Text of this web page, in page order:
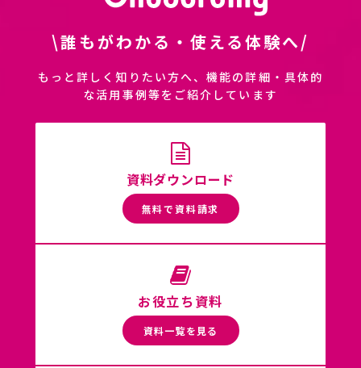
\誰もがわかる・使える体験へ/
もっと詳しく知りたい方へ、機能の詳細・具体的
な活用事例等をご紹介しています
資料ダウンロード
無料で資料請求
お役立ち資料
資料一覧を見る